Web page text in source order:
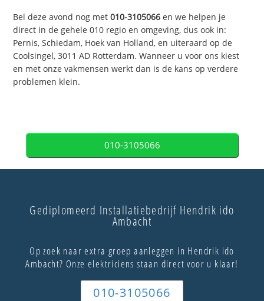
Bel deze avond nog met010-3105066 en we helpen je
direct in de gehele 010 regio en omgeving, dus ook in:
Pernis, Schiedam, Hoek van Holland, en uiteraard op de
Coolsingel, 3011 AD Rotterdam. Wanneer u voor ons kiest
en met onze vakmensen werkt dan is de kans op verdere
problemen klein.
010-3105066
Gediplomeerd Installatiebedrijf Hendrik ido
Ambacht
Op zoek naar extra groep aanleggen in Hendrik ido
Ambacht? Onze elektriciens staan direct voor u klaar!
010-3105066